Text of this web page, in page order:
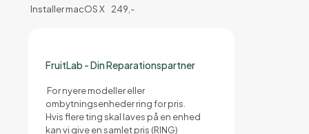
Installer macOS X
249,-
FruitLab - Din Reparationspartner
For nyere modeller eller
ombytningsenheder ring for pris.
Hvis flere ting skal laves på en enhed
kan vi give en samlet pris (RING)